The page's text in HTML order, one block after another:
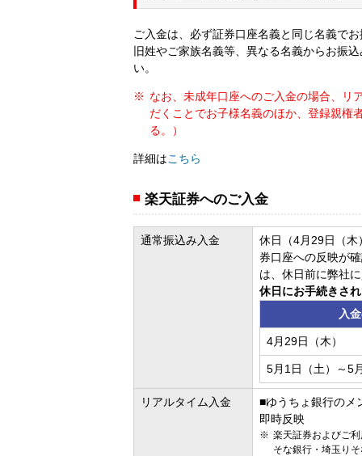
ご入金は、必ず証券口座名義と同じ名義で
旧姓やご家族名義等、異なる名義からお振
い。
なお、未成年口座へのご入金の場合、リ
だくことでお子様名義のほか、登録親権
る。）
詳細はこちら
楽天証券へのご入金
通常振込み入金
休日（4月29日（木
券口座への反映が
は、休日前に弊社
休日にお手続きさ
入
4月29日（木）
5月1日（土）～5
リアルタイム入金
■ゆうちょ銀行のメ
即時反映
楽天証券およびご
そな銀行・埼玉り